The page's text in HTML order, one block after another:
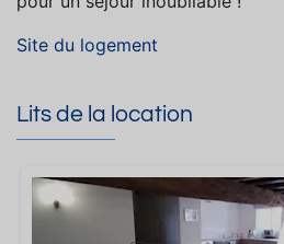
Site du logement
Lits de la location